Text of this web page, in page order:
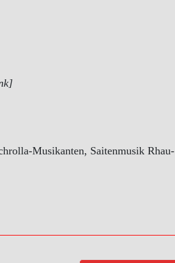
Musikanten, Saitenmusik Rhau-